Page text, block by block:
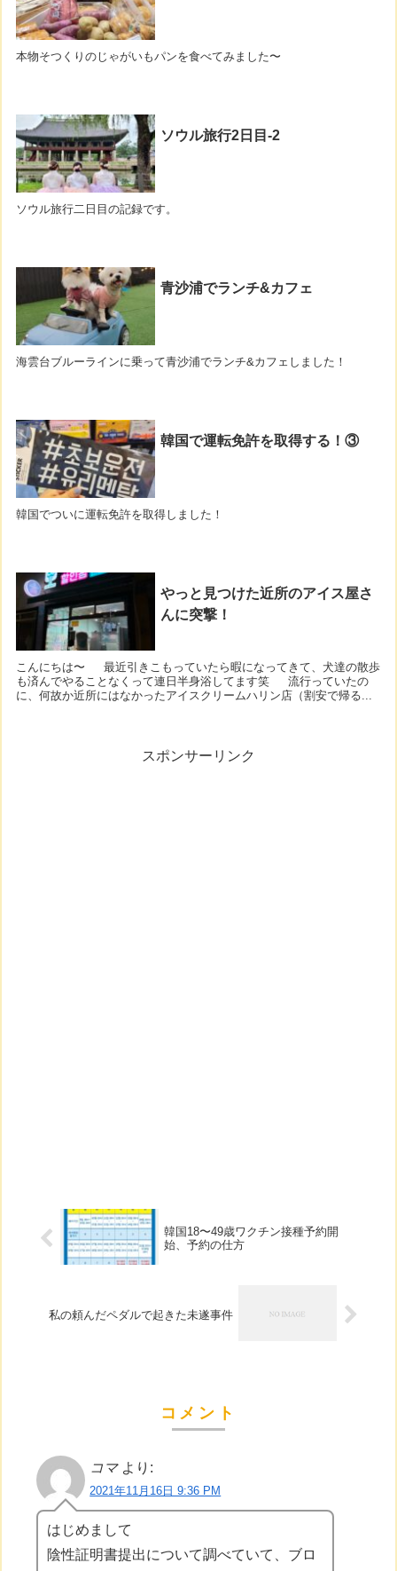
本物そつくりのじゃがいもパンを食べてみました〜
ソウル旅行2日目-2
ソウル旅行二日目の記録です。
青沙浦でランチ&カフェ
海雲台ブルーラインに乗って青沙浦でランチ&カフェしました！
韓国で運転免許を取得する！③
韓国でついに運転免許を取得しました！
やっと見つけた近所のアイス屋さ
んに突撃！
こんにちは〜 最近引きこもっていたら暇になってきて、犬達の散歩
も済んでやることなくって連日半身浴してます笑 流行っていたの
に、何故か近所にはなかったアイスクリームハリン店（割安で帰る...
スポンサーリンク
韓国18〜49歳ワクチン接種予約開
始、予約の仕方
私の頼んだペダルで起きた未遂事件
コメント
コマ より:
2021年11月16日 9:36 PM
はじめまして
陰性証明書提出について調べていて、ブロ